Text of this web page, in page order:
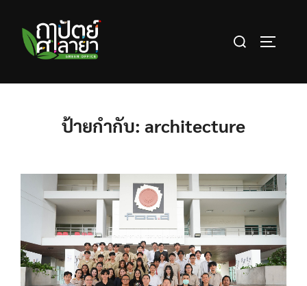
content
Search
for:
ป้ายกำกับ: architecture